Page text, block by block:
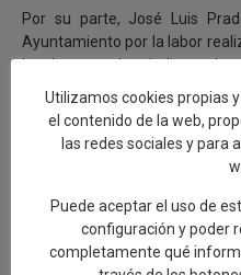
Por su parte, José Luis
Ayuntamiento por la labor
Igualmente, el periodista
la conferencia titulada ‘Una
desde fuera’. El
finalizada o en marcha, de
patrimoniales, como los
Canónigos, la Clínica de la
entre otros; y ha repasado
símbolos del patrimonio hasta
Utilizamos cookies propias
el contenido de la web,
las redes sociales y para
Puede aceptar el uso de
configuración y poder
completamente qué